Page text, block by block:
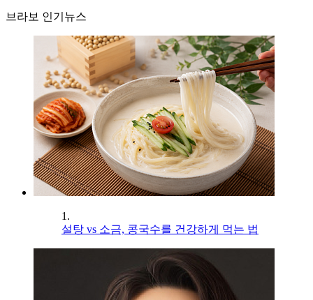
브라보 인기뉴스
1.
설탕 vs 소금, 콩국수를 건강하게 먹는 법